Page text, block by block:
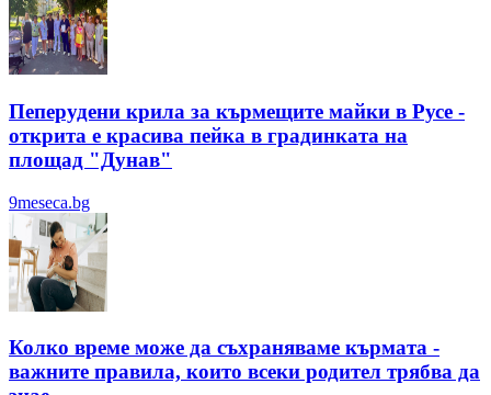
Пеперудени крила за кърмещите майки в Русе -
открита е красива пейка в градинката на
площад "Дунав"
9meseca.bg
Колко време може да съхраняваме кърмата -
важните правила, които всеки родител трябва да